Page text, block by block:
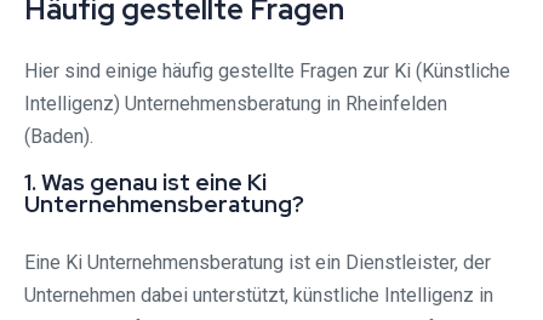
Häufig gestellte Fragen
Hier sind einige häufig gestellte Fragen zur Ki (Künstliche
Intelligenz) Unternehmensberatung in Rheinfelden
(Baden).
1. Was genau ist eine Ki
Unternehmensberatung?
Eine Ki Unternehmensberatung ist ein Dienstleister, der
Unternehmen dabei unterstützt, künstliche Intelligenz in